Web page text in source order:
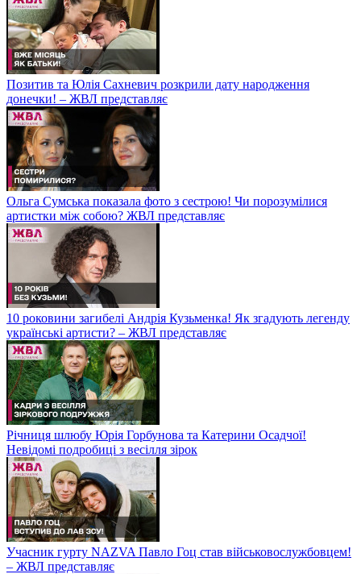
Позитив та Юлія Сахневич розкрили дату народження
донечки! – ЖВЛ представляє
Ольга Сумська показала фото з сестрою! Чи порозумілися
артистки між собою? ЖВЛ представляє
10 роковини загибелі Андрія Кузьменка! Як згадують легенду
українські артисти? – ЖВЛ представляє
Річниця шлюбу Юрія Горбунова та Катерини Осадчої!
Невідомі подробиці з весілля зірок
Учасник гурту NAZVA Павло Гоц став військовослужбовцем!
– ЖВЛ представляє